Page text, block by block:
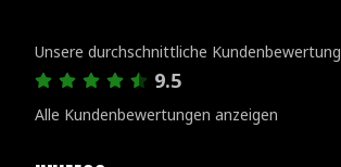
Unsere durchschnittliche Kundenbewertung
9.5
Alle Kundenbewertungen anzeigen